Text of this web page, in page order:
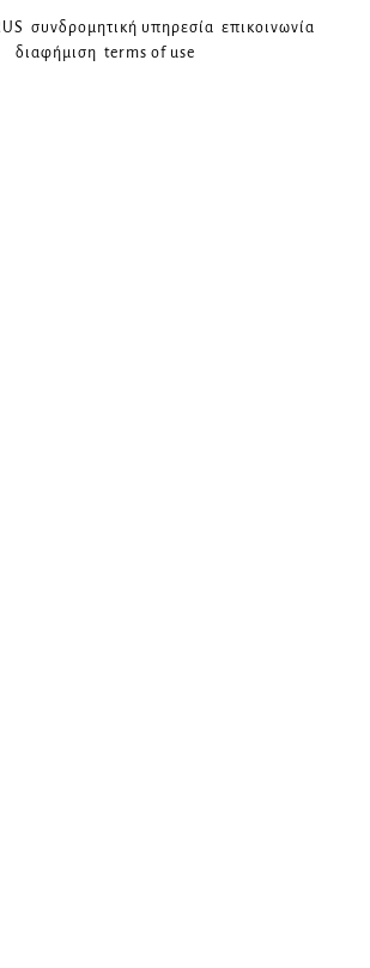
συνδρομητική υπηρεσία επικοινωνία
διαφήμιση terms of use